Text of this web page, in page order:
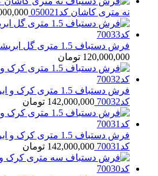
نه متری کاشان کد050021
فرش دستباف 1.5 متری گل ابریشم کاشان (جفت) کد70033
120,000,000 تومان
فرش دستباف 1.5
کد70032
142,000,000 تومان
فرش دستباف 1.5
کد70031
142,000,000 تومان